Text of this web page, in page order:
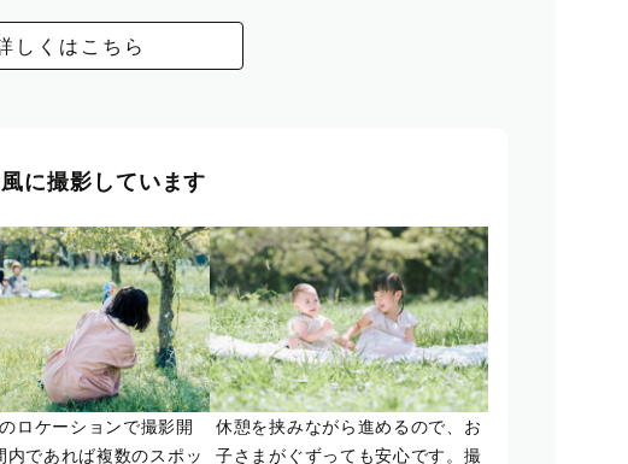
しくはこちら
に撮影しています
ロケーションで撮影開
内であれば複数のスポッ
休憩を挟みながら進めるので、お
子さまがぐずっても安心です。撮